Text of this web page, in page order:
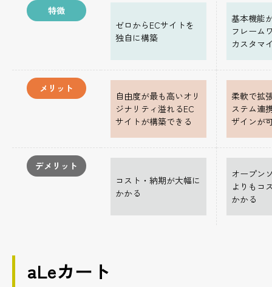
特徴
ゼロからECサイトを
独自に構築
基本機能
フレーム
カスタマ
メリット
自由度が最も高いオリ
ジナリティ溢れるEC
サイトが構築できる
柔軟で拡
ステム連
ザインが
デメリット
コスト・納期が大幅に
かかる
オープン
よりもコ
かかる
aLeカート